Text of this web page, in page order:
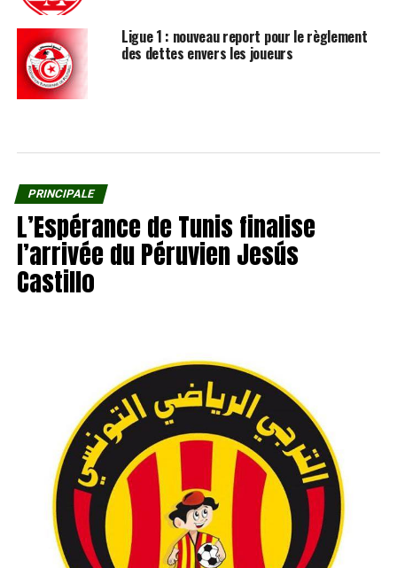
Ligue 1 : nouveau report pour le règlement
des dettes envers les joueurs
PRINCIPALE
L’Espérance de Tunis finalise
l’arrivée du Péruvien Jesús
Castillo